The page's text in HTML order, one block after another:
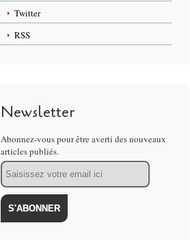
Twitter
RSS
Newsletter
Abonnez-vous pour être averti des nouveaux
articles publiés.
Email